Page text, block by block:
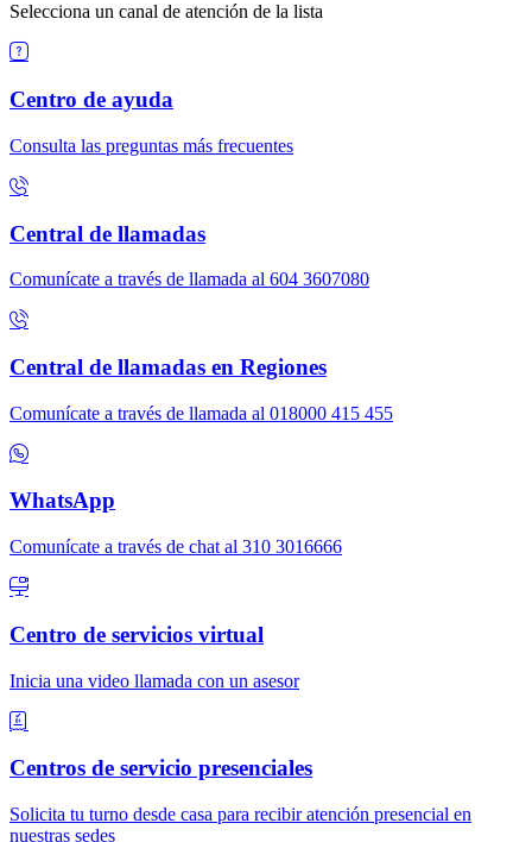
Selecciona un canal de atención de la lista
Centro de ayuda
Consulta las preguntas más frecuentes
Central de llamadas
Comunícate a través de llamada al 604 3607080
Central de llamadas en Regiones
Comunícate a través de llamada al 018000 415 455
WhatsApp
Comunícate a través de chat al 310 3016666
Centro de servicios virtual
Inicia una video llamada con un asesor
Centros de servicio presenciales
Solicita tu turno desde casa para recibir atención presencial en
nuestras sedes